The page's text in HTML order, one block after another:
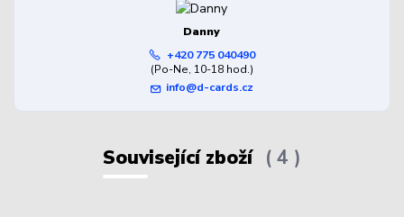
Danny
+420 775 040490
(Po-Ne, 10-18 hod.)
info@d-cards.cz
Související zboží 4